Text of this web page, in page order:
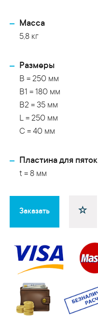
Масса
5,8 кг
Размеры
B = 250 мм
B1 = 180 мм
B2 = 35 мм
L = 250 мм
C = 40 мм
Пластина для пяток
t = 8 мм
Заказать